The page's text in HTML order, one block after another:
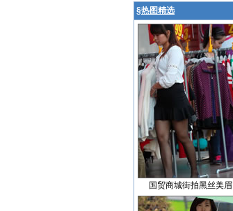
§热图精选
国贸商城街拍黑丝美眉